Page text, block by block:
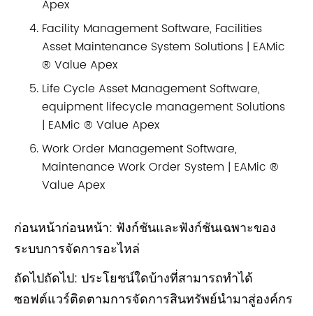
Apex
Facility Management Software, Facilities
Asset Maintenance System Solutions | EAMic
® Value Apex
Life Cycle Asset Management Software,
equipment lifecycle management Solutions
| EAMic ® Value Apex
Work Order Management Software,
Maintenance Work Order System | EAMic ®
Value Apex
ก่อนหน้าก่อนหน้า: ฟังก์ชันและฟังก์ชันเฉพาะของ
ระบบการจัดการอะไหล่
ถัดไปถัดไป: ประโยชน์ใดบ้างที่สามารถทำได้
ซอฟต์แวร์ติดตามการจัดการสินทรัพย์นำมาสู่องค์กร